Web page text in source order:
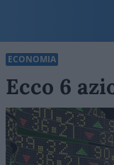
ECONOMIA
Ecco 6